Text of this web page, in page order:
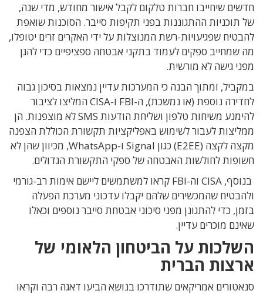
חדשים שיחייבו חברות טלקום לקבל אישור מחודש, מדי שנה,
של תוכניות ההתגוננות בפני תקיפות סייבר. הסוכנות שואפת
להבטיח שפגיעויות-רשת המנוצלות על ידי האקרים זרים יטופלו,
מה שמחייב ספקים לעמוד בתקני אבטחה ספציפיים כדי להגן
מפני גישה לא מורשית.
במקביל, ומתוך הבנה כי המערכות עדיין נמצאות בסיכון גבוה
לחדירה נוספת (או נמשכת),
ה-FBI ו-CISA המליצו לציבור
להימנע משיחות טלפון ושליחת הודעות
SMS לא מוצפנות. הן
ממליצות לעבור לשימוש באפליקציות תקשורת הכוללת הצפנה
מקצה לקצה (E2EE) כגון Signal ו-WhatsApp, מכיוון שהן לא
חשופות לחולשות האבטחה של ספקי התקשורת הגדולים.
בנוסף, CISA וה-FBI קראו למשתמשים ליישם אימות רב-גורמי
ולהבטיח שהמכשירים שלהם יקבלו עדכוני מערכת הפעלה
בזמן, כדי להתגונן מפני סיכוני אבטחת סייבר נוספים וכאלו
שאינם מוכרים עדיין.
השלכות על הביטחון הלאומי של
ארצות הברית
סנאטורים אמריקאים שתודרכו בנושא הביעו דאגה רבה וקראו